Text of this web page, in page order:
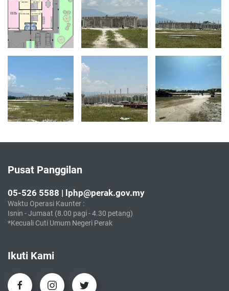
Pusat Panggilan
05-526 5588 | lphp@perak.gov.my
Waktu Operasi Kaunter :
Isnin - Jumaat (8.00 pagi - 4.30 petang)
*Kecuali Cuti Umum Negeri Perak
Ikuti Kami